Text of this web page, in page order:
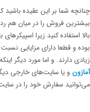
چنانچه شما بر این عقیده
بیشترین فروش را در میان هم
بالا استفاده کنید زیرا
بوده و قطعا دارای مزایایی
زیادی دارند. و اما مورد دیگر
آمازون و یا سایت‌های خارجی
می‌توانید سفارش خود را در